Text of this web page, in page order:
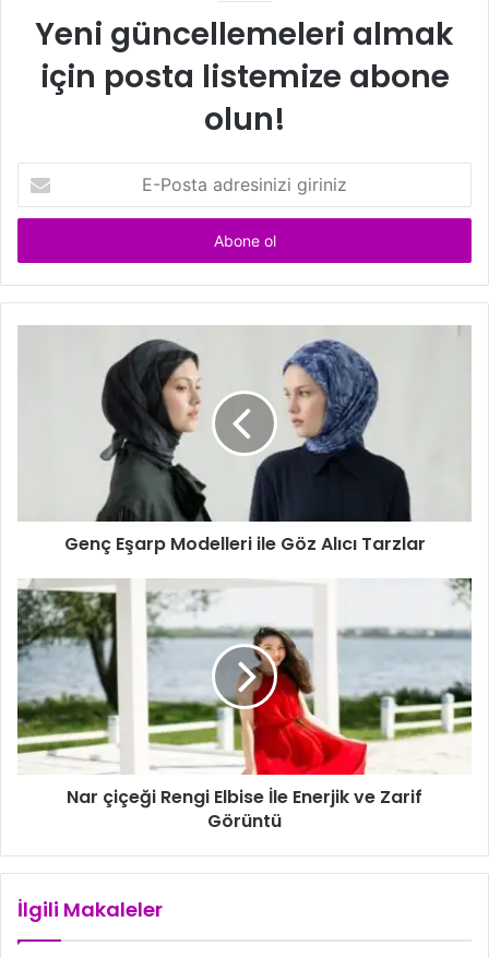
Yeni güncellemeleri almak
için posta listemize abone
olun!
P
s
t
z
i
r
i
n
z
Genç Eşarp Modelleri ile Göz Alıcı Tarzlar
Nar çiçeği Rengi Elbise İle Enerjik ve Zarif
Görüntü
İlgili Makaleler